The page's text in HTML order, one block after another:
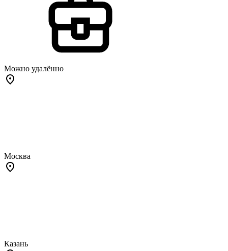
Можно удалённо
Москва
Казань